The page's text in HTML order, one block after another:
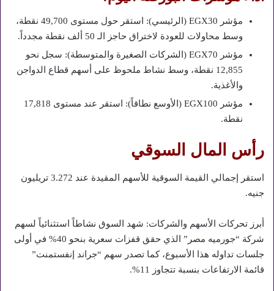
مؤشر EGX30 (الرئيسي): استقر حول مستوى 49,700 نقطة،
وسط محاولات للعودة لاختراق حاجز الـ 50 ألف نقطة مجدداً.
مؤشر EGX70 (الشركات الصغيرة والمتوسطة): سجل نحو
12,855 نقطة، وسط نشاط ملحوظ على أسهم قطاع الدواجن
والأغذية.
مؤشر EGX100 (الأوسع نطاقاً): استقر عند مستوى 17,818
نقطة.
رأس المال السوقي
استقر إجمالي القيمة السوقية للأسهم المقيدة عند 3.272 تريليون
جنيه.
أبرز تحركات الأسهم والشركات: شهد السوق نشاطاً استثنائياً لسهم
شركة “جورميه مصر” الذي حقق قفزات سعرية بنحو 40% في أولى
جلسات تداوله هذا الأسبوع، كما تصدر سهم “جراند إنفستمنت”
قائمة الارتفاعات بنسبة تتجاوز 11%.